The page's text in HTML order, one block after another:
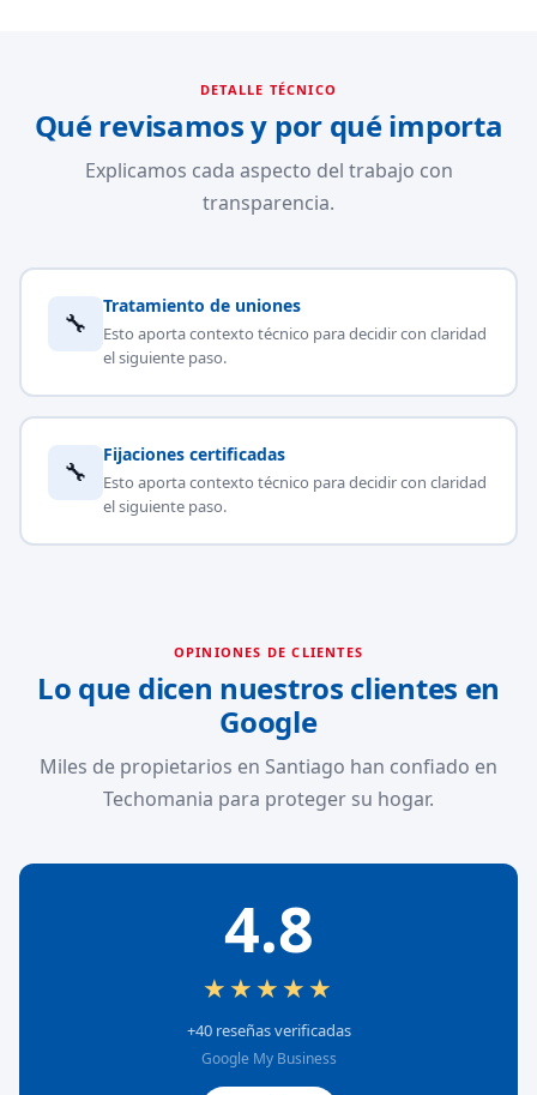
DETALLE TÉCNICO
Qué revisamos y por qué importa
Explicamos cada aspecto del trabajo con
transparencia.
🔧
Tratamiento de uniones
Esto aporta contexto técnico para decidir con claridad
el siguiente paso.
🔧
Fijaciones certificadas
Esto aporta contexto técnico para decidir con claridad
el siguiente paso.
OPINIONES DE CLIENTES
Lo que dicen nuestros clientes en
Google
Miles de propietarios en Santiago han confiado en
Techomania para proteger su hogar.
4.8
★★★★★
+40 reseñas verificadas
Google My Business